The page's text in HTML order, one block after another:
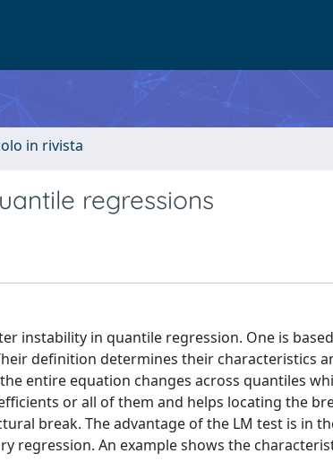
in rivista
regressions
instability in quantile regression. One is
definition determines their characteristics
entire equation changes across quantiles
or all of them and helps locating the
break. The advantage of the LM test is in
regression. An example shows the